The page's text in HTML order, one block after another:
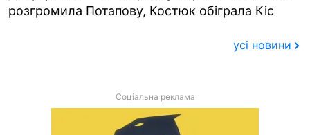
розгромила Потапову, Костюк обіграла Кіс
усі новини
Соціальна реклама